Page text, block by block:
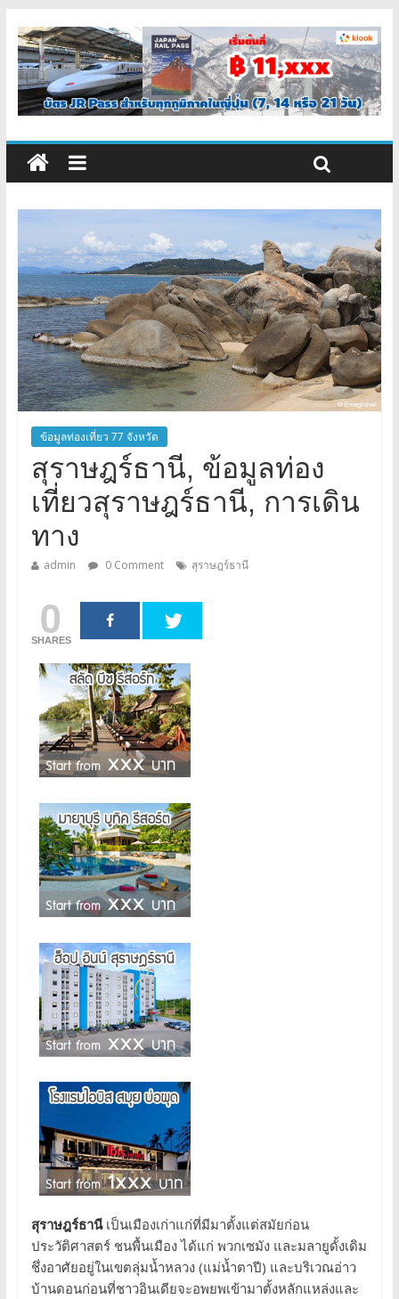
ข้อมูลท่องเที่ยว 77 จังหวัด
สุราษฎร์ธานี, ข้อมูลท่อง
เที่ยวสุราษฎร์ธานี, การเดิน
ทาง
admin 0 Comment สุราษฎร์ธานี
0
SHARES
สุราษฎร์ธานีเป็นเมืองเก่าแก่ที่มีมาตั้งแต่สมัยก่อน
ประวัติศาสตร์ ชนพื้นเมือง ได้แก่ พวกเซมัง และมลายูดั้งเดิม
ชึ่งอาศัยอยู่ในเขตลุ่มน้ำหลวง (แม่น้ำตาปี) และบริเวณอ่าว
บ้านดอนก่อนที่ชาวอินเดียจะอพยพเข้ามาตั้งหลักแหล่งและ